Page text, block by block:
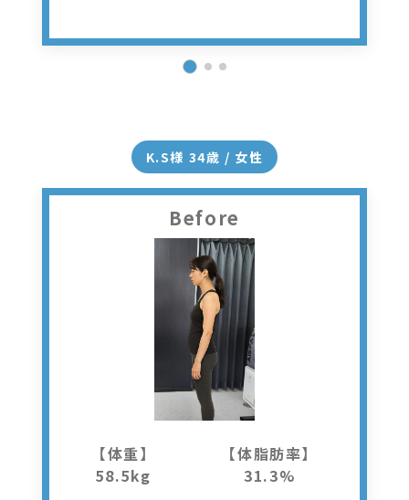
K.S様 34歳 / 女性
Before
【体重】
58.5kg
【体脂肪率】
31.3%